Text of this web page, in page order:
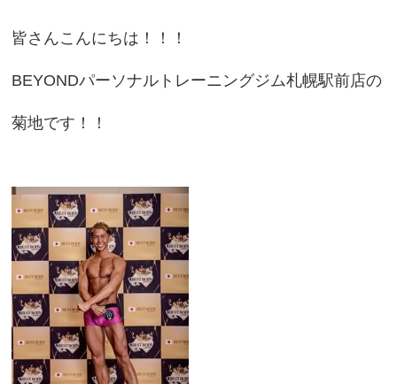
皆さんこんにちは！！！
BEYONDパーソナルトレーニングジム札幌駅前店の
菊地です！！